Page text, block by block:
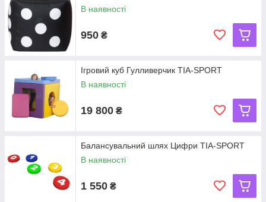
В наявності
950 ₴
Ігровий куб Гулливерчик TIA-SPORT
В наявності
19 800 ₴
Балансувальний шлях Цифри TIA-SPORT
В наявності
1 550 ₴